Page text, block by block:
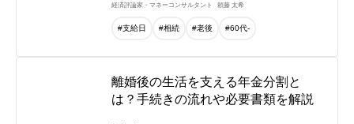
経済評論家・マネーコンサルタント 頼藤 太希
#支給日 #相続 #老後 #60代-
離婚後の生活を支える年金分割と
は？手続きの流れや必要書類を解説